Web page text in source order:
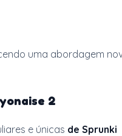
uma abordagem
2
e únicas de Sprunki